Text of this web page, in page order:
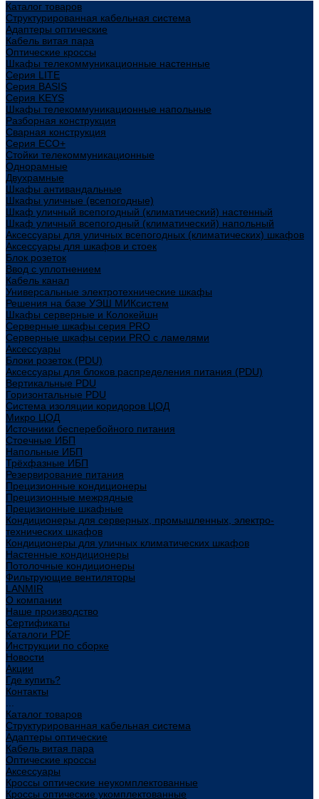
Каталог товаров
Структурированная кабельная система
Адаптеры оптические
Кабель витая пара
Оптические кроссы
Шкафы телекоммуникационные настенные
Cерия LITE
Cерия BASIS
Cерия KEYS
Шкафы телекоммуникационные напольные
Разборная конструкция
Сварная конструкция
Серия ECO+
Стойки телекоммуникационные
Однорамные
Двухрамные
Шкафы антивандальные
Шкафы уличные (всепогодные)
Шкаф уличный всепогодный (климатический) настенный
Шкаф уличный всепогодный (климатический) напольный
Аксессуары для уличных всепогодных (климатических) шкафов
Аксессуары для шкафов и стоек
Блок розеток
Ввод с уплотнением
Кабель канал
Универсальные электротехнические шкафы
Решения на базе УЭШ МИКсистем
Шкафы серверные и Колокейшн
Серверные шкафы серия PRO
Серверные шкафы серии PRO с ламелями
Аксессуары
Блоки розеток (PDU)
Аксессуары для блоков распределения питания (PDU)
Вертикальные PDU
Горизонтальные PDU
Система изоляции коридоров ЦОД
Микро ЦОД
Источники бесперебойного питания
Стоечные ИБП
Напольные ИБП
Трёхфазные ИБП
Резервирование питания
Прецизионные кондиционеры
Прецизионные межрядные
Прецизионные шкафные
Кондиционеры для серверных, промышленных, электро-
технических шкафов
Кондиционеры для уличных климатических шкафов
Настенные кондиционеры
Потолочные кондиционеры
Фильтрующие вентиляторы
LANMIR
О компании
Наше производство
Сертификаты
Каталоги PDF
Инструкции по сборке
Новости
Акции
Где купить?
Контакты
Каталог товаров
Структурированная кабельная система
Адаптеры оптические
Кабель витая пара
Оптические кроссы
Аксессуары
Кроссы оптические неукомплектованные
Кроссы оптические укомплектованные